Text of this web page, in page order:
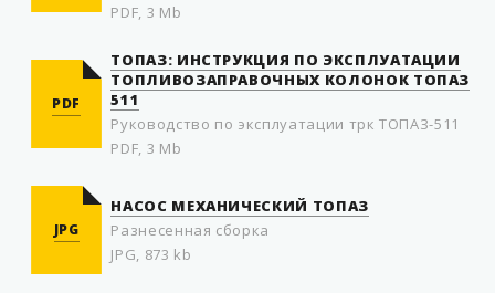
PDF, 3 Mb
PDF
ТОПАЗ: ИНСТРУКЦИЯ ПО ЭКСПЛУАТАЦИИ
ТОПЛИВОЗАПРАВОЧНЫХ КОЛОНОК ТОПАЗ
511
Руководство по эксплуатации трк ТОПАЗ-511
PDF, 3 Mb
JPG
НАСОС МЕХАНИЧЕСКИЙ ТОПАЗ
Разнесенная сборка
JPG, 873 kb